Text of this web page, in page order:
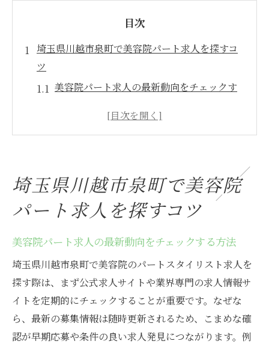
目次
埼玉県川越市泉町で美容院パート求人を探すコ
ツ
美容院パート求人の最新動向をチェックす
サーチ術
未経験でも安心な美容院パート求人の探し
方
美容院パート求人で重視したい勤務条件と
は
美容院パート求人応募前に確認したい注意
点
家庭と両立しやすい美容院勤務の魅力とは
美容院パート勤務で得られる家庭との両立
埼玉県川越市泉町で美容院
パート求人を探すコツ
美容院パート求人の最新動向をチェックする方法
埼玉県川越市泉町で美容院のパートスタイリスト求人を
探す際は、まず公式求人サイトや業界専門の求人情報サ
イトを定期的にチェックすることが重要です。なぜな
ら、最新の募集情報は随時更新されるため、こまめな確
認が早期応募や条件の良い求人発見につながります。例